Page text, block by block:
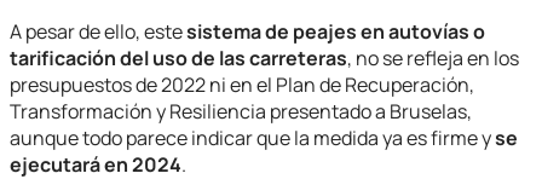
A pesar de ello, estesistema de peajes en autovías o
tarificación del uso de las carreteras, no se refleja en los
presupuestos de 2022 ni en el Plan de Recuperación,
Transformación y Resiliencia presentado a Bruselas,
aunque todo parece indicar que la medida ya es firme yse
ejecutará en 2024.